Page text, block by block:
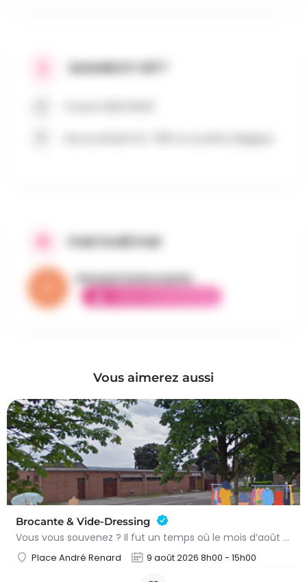
QUAND ET OÙ ?
PARTAGÉ PAR
Vincent la brocante
Vous aimerez aussi
Brocante & Vide-Dressing
Vous vous souvenez ? Il fut un temps où le mois d’août au Viamont rimait avec festivités, convivialité et…
Place André Renard 9 août 2026 8h00 - 15h00